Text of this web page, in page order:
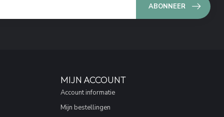
ABONNEER
MIJN ACCOUNT
Account informatie
Mijn bestellingen